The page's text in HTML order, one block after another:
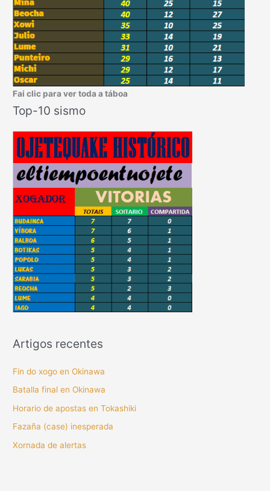
Fai clic para ver toda a táboa
Top-10 sismo
Artigos recentes
Fin do xogo en Okinawa
Batalla final en Okinawa
Horario de apostas en Tokashiki
Fazaña (case) inesperada
Xornada de alertas